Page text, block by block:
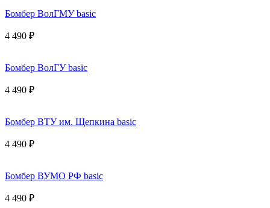
Бомбер ВолГМУ basic
4 490 ₽
Бомбер ВолГУ basic
4 490 ₽
Бомбер ВТУ им. Щепкина basic
4 490 ₽
Бомбер ВУМО РФ basic
4 490 ₽